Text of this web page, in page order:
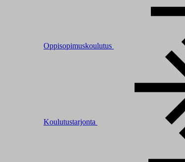
Oppisopimuskoulutus
Koulutustarjonta